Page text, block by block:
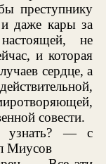
преступнику
и даже кары за
не
и которая
сердце, а
совести.
узнать? — с
Миусов